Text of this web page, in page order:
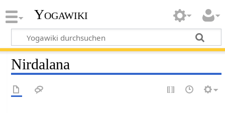
Yogawiki
Nirdalana